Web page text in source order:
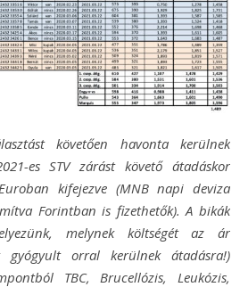
követően havonta kerülnek
es STV zárást követő átadáskor
kifejezve (MNB napi deviza
Forintban is fizethetők). A bikák
melynek költségét az ár
orral kerülnek átadásra!)
TBC, Brucellózis, Leukózis,